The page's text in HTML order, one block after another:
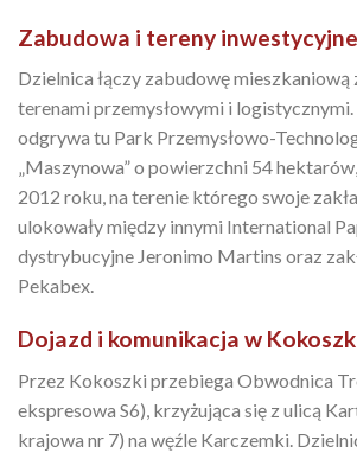
Zabudowa i tereny inwestycyjne
Dzielnica łączy zabudowę mieszkaniową
terenami przemysłowymi i
odgrywa tu Park Przemysłowo-
„Maszynowa” o powierzchni 54
2012 roku, na terenie którego swoje
ulokowały między innymi International
dystrybucyjne Jeronimo Martins oraz
Pekabex.
Dojazd i komunikacja w
Przez Kokoszki przebiega Obwodnica
ekspresowa S6), krzyżująca się z ulicą
krajowa nr 7) na węźle Karczemki.